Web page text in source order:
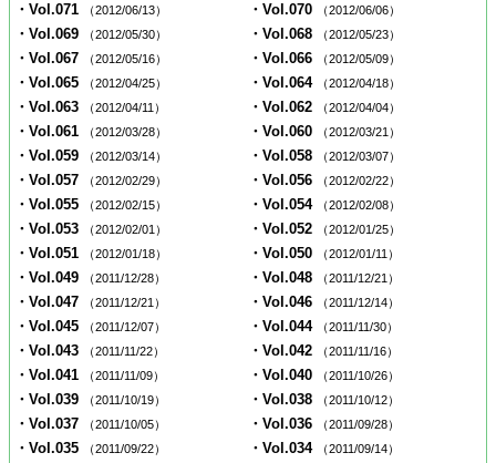
・Vol.071 （2012/06/13） ・Vol.070 （2012/06/06）
・Vol.069 （2012/05/30） ・Vol.068 （2012/05/23）
・Vol.067 （2012/05/16） ・Vol.066 （2012/05/09）
・Vol.065 （2012/04/25） ・Vol.064 （2012/04/18）
・Vol.063 （2012/04/11） ・Vol.062 （2012/04/04）
・Vol.061 （2012/03/28） ・Vol.060 （2012/03/21）
・Vol.059 （2012/03/14） ・Vol.058 （2012/03/07）
・Vol.057 （2012/02/29） ・Vol.056 （2012/02/22）
・Vol.055 （2012/02/15） ・Vol.054 （2012/02/08）
・Vol.053 （2012/02/01） ・Vol.052 （2012/01/25）
・Vol.051 （2012/01/18） ・Vol.050 （2012/01/11）
・Vol.049 （2011/12/28） ・Vol.048 （2011/12/21）
・Vol.047 （2011/12/21） ・Vol.046 （2011/12/14）
・Vol.045 （2011/12/07） ・Vol.044 （2011/11/30）
・Vol.043 （2011/11/22） ・Vol.042 （2011/11/16）
・Vol.041 （2011/11/09） ・Vol.040 （2011/10/26）
・Vol.039 （2011/10/19） ・Vol.038 （2011/10/12）
・Vol.037 （2011/10/05） ・Vol.036 （2011/09/28）
・Vol.035 （2011/09/22） ・Vol.034 （2011/09/14）